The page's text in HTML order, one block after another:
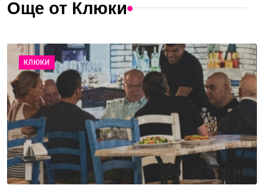
Още от Клюки
КЛЮКИ